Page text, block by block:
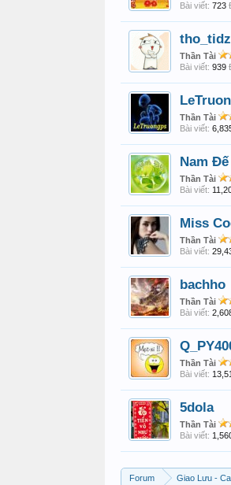
Bài viết: 723
Thần Tài
Bài viết: 939
Thần Tài
Bài viết:
Nam Đế
Thần Tài
Bài viết:
Miss
Thần Tài
Bài viết:
bachho
Thần Tài
Bài viết:
Thần Tài
Bài viết:
5dola
Thần Tài
Bài viết:
Forum Giao Lưu -